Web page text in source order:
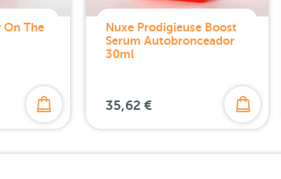
On The
Nuxe Prodigieuse Boost
Serum Autobronceador
30ml
35,62 €